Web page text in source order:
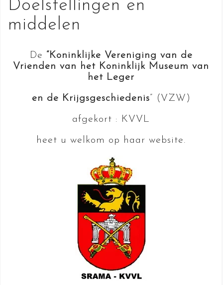
Doelstellingen en
middelen
De “Koninklijke Vereniging van de
Vrienden van het Koninklijk Museum van
het Leger
en de Krijgsgeschiedenis” (VZW)
afgekort : KVVL
heet u welkom op haar website.